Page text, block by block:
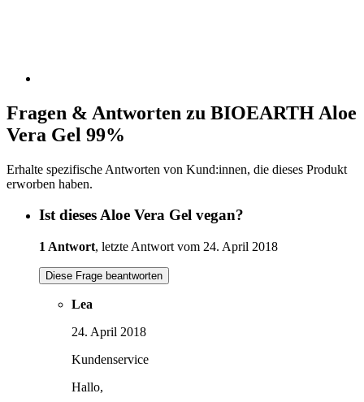
Fragen & Antworten zu BIOEARTH Aloe
Vera Gel 99%
Erhalte spezifische Antworten von Kund:innen, die dieses Produkt
erworben haben.
Ist dieses Aloe Vera Gel vegan?
1 Antwort, letzte Antwort vom 24. April 2018
Diese Frage beantworten
Lea
24. April 2018
Kundenservice
Hallo,